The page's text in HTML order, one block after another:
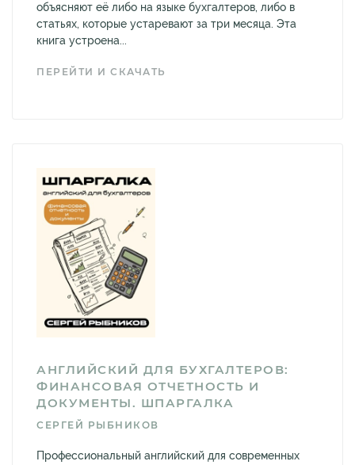
объясняют её либо на языке бухгалтеров, либо в
статьях, которые устаревают за три месяца. Эта
книга устроена...
ПЕРЕЙТИ И СКАЧАТЬ
АНГЛИЙСКИЙ ДЛЯ БУХГАЛТЕРОВ:
ФИНАНСОВАЯ ОТЧЕТНОСТЬ И
ДОКУМЕНТЫ. ШПАРГАЛКА
СЕРГЕЙ РЫБНИКОВ
Профессиональный английский для современных